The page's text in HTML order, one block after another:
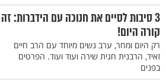
3 סיבות לסיים את חנוכה עם הידברות: זה
קורה היום!
רק היום ומחר, ערב נשים מיוחד עם הרב חיים
זאיד, הרבנית חגית שירה ועוד ועוד. הפרטים
בפנים